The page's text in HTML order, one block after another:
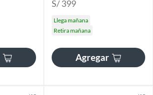
S/ 399
Llega mañana
Retira mañana
Agregar